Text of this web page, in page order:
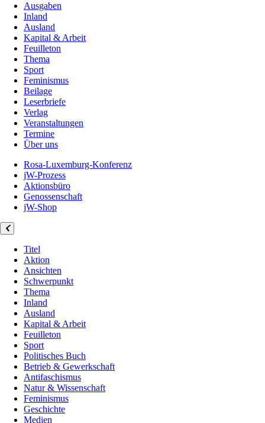
Ausgaben
Inland
Ausland
Kapital & Arbeit
Feuilleton
Thema
Sport
Feminismus
Beilage
Leserbriefe
Verlag
Veranstaltungen
Termine
Über uns
Rosa-Luxemburg-Konferenz
jW-Prozess
Aktionsbüro
Genossenschaft
jW-Shop
Titel
Aktion
Ansichten
Schwerpunkt
Thema
Inland
Ausland
Kapital & Arbeit
Feuilleton
Sport
Politisches Buch
Betrieb & Gewerkschaft
Antifaschismus
Natur & Wissenschaft
Feminismus
Geschichte
Medien